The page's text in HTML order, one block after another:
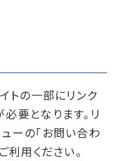
トの一部にリンク
要となります。リ
ーの「お問い合わ
利用ください。